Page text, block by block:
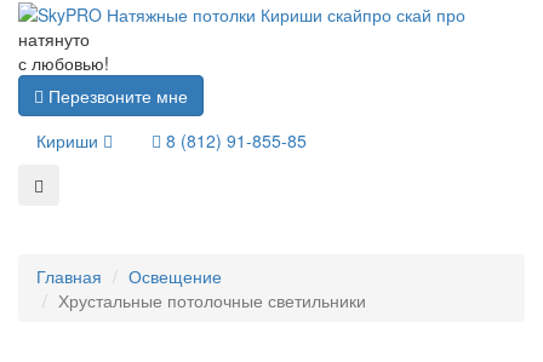
натянуто
с любовью!
Перезвоните мне
Кириши
8 (812) 91-855-85
Главная
Освещение
Хрустальные потолочные светильники